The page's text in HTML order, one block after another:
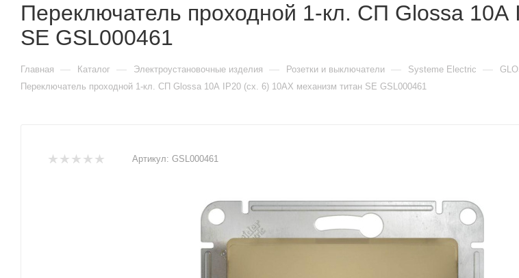
Переключатель проходной 1-кл. СП Glossa 10А
SE GSL000461
Главная — Каталог — Электроустановочные изделия — Розетки и выключатели — Systeme Electric —
Переключатель проходной 1-кл. СП Glossa 10А IP20 (сх. 6) 10AX механизм титан SE GSL000461
Артикул: GSL000461